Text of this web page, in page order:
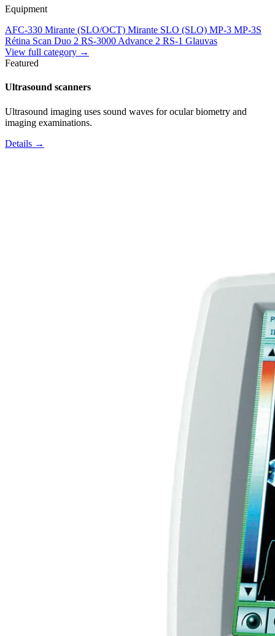
Equipment
AFC-330 Mirante (SLO/OCT) Mirante SLO (SLO) MP-3 MP-3S
Rétina Scan Duo 2 RS-3000 Advance 2 RS-1 Glauvas
View full category →
Featured
Ultrasound scanners
Ultrasound imaging uses sound waves for ocular biometry and
imaging examinations.
Details →